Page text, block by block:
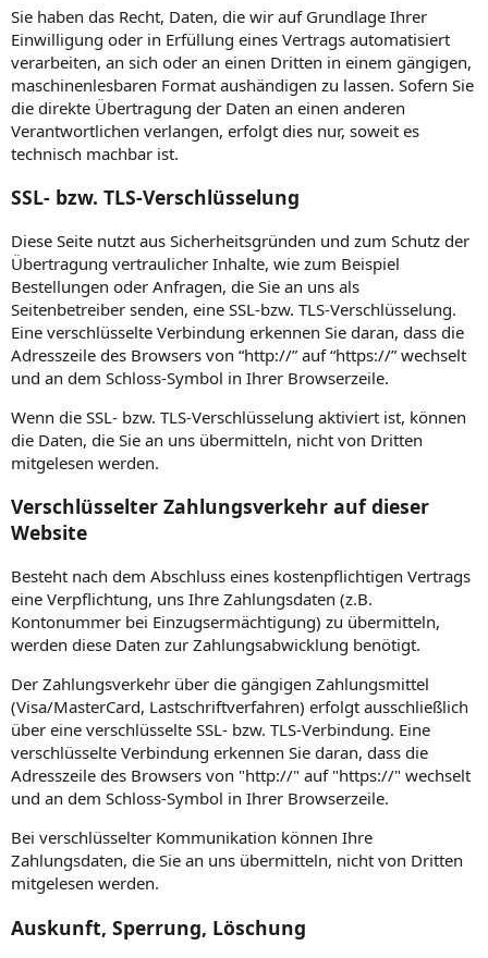
Sie haben das Recht, Daten, die wir auf Grundlage Ihrer
Einwilligung oder in Erfüllung eines Vertrags automatisiert
verarbeiten, an sich oder an einen Dritten in einem gängigen,
maschinenlesbaren Format aushändigen zu lassen. Sofern Sie
die direkte Übertragung der Daten an einen anderen
Verantwortlichen verlangen, erfolgt dies nur, soweit es
technisch machbar ist.
SSL- bzw. TLS-Verschlüsselung
Diese Seite nutzt aus Sicherheitsgründen und zum Schutz der
Übertragung vertraulicher Inhalte, wie zum Beispiel
Bestellungen oder Anfragen, die Sie an uns als
Seitenbetreiber senden, eine SSL-bzw. TLS-Verschlüsselung.
Eine verschlüsselte Verbindung erkennen Sie daran, dass die
Adresszeile des Browsers von “http://” auf “https://” wechselt
und an dem Schloss-Symbol in Ihrer Browserzeile.
Wenn die SSL- bzw. TLS-Verschlüsselung aktiviert ist, können
die Daten, die Sie an uns übermitteln, nicht von Dritten
mitgelesen werden.
Verschlüsselter Zahlungsverkehr auf dieser
Website
Besteht nach dem Abschluss eines kostenpflichtigen Vertrags
eine Verpflichtung, uns Ihre Zahlungsdaten (z.B.
Kontonummer bei Einzugsermächtigung) zu übermitteln,
werden diese Daten zur Zahlungsabwicklung benötigt.
Der Zahlungsverkehr über die gängigen Zahlungsmittel
(Visa/MasterCard, Lastschriftverfahren) erfolgt ausschließlich
über eine verschlüsselte SSL- bzw. TLS-Verbindung. Eine
verschlüsselte Verbindung erkennen Sie daran, dass die
Adresszeile des Browsers von "http://" auf "https://" wechselt
und an dem Schloss-Symbol in Ihrer Browserzeile.
Bei verschlüsselter Kommunikation können Ihre
Zahlungsdaten, die Sie an uns übermitteln, nicht von Dritten
mitgelesen werden.
Auskunft, Sperrung, Löschung